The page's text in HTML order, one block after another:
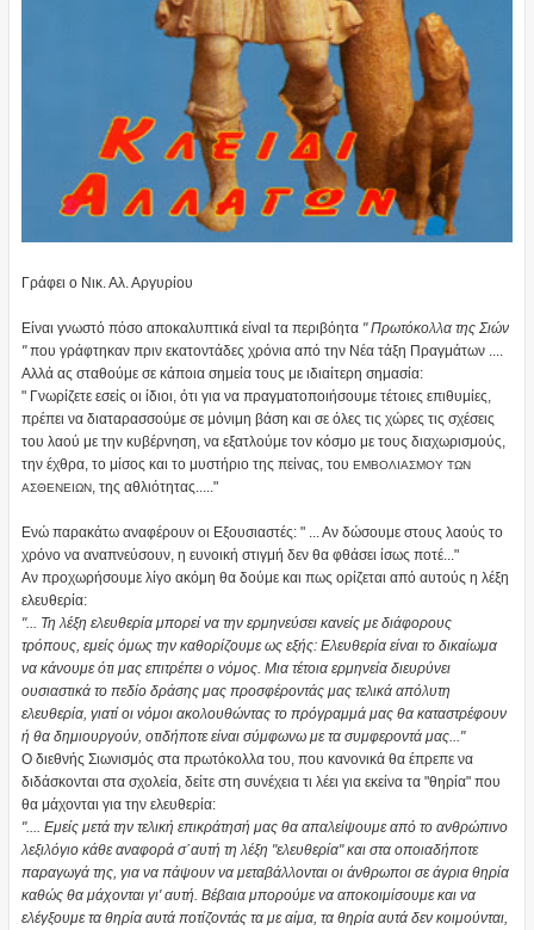
Γράφει ο Νικ. Αλ. Αργυρίου
Είναι γνωστό πόσο αποκαλυπτικά είναΙ τα περιβόητα" Πρωτόκολλα της Σιών
"που γράφτηκαν πριν εκατοντάδες χρόνια από την Νέα τάξη Πραγμάτων ....
Αλλά ας σταθούμε σε κάποια σημεία τους με ιδιαίτερη σημασία:
" Γνωρίζετε εσείς οι ίδιοι, ότι για να πραγματοποιήσουμε τέτοιες επιθυμίες,
πρέπει να διαταρασσούμε σε μόνιμη βάση και σε όλες τις χώρες τις σχέσεις
του λαού με την κυβέρνηση, να εξατλούμε τον κόσμο με τους διαχωρισμούς,
την έχθρα, το μίσος και το μυστήριο της πείνας, του ΕΜΒΟΛΙΑΣΜΟΥ ΤΩΝ
ΑΣΘΕΝΕΙΩΝ, της αθλιότητας....."
Ενώ παρακάτω αναφέρουν οι Εξουσιαστές: " ... Αν δώσουμε στους λαούς το
χρόνο να αναπνεύσουν, η ευνοική στιγμή δεν θα φθάσει ίσως ποτέ..."
Αν προχωρήσουμε λίγο ακόμη θα δούμε και πως ορίζεται από αυτούς η λέξη
ελευθερία:
"... Τη λέξη ελευθερία μπορεί να την ερμηνεύσει κανείς με διάφορους
τρόπους, εμείς όμως την καθορίζουμε ως εξής: Ελευθερία είναι το δικαίωμα
να κάνουμε ότι μας επιτρέπει ο νόμος. Μια τέτοια ερμηνεία διευρύνει
ουσιαστικά το πεδίο δράσης μας προσφέροντάς μας τελικά απόλυτη
ελευθερία, γιατί οι νόμοι ακολουθώντας το πρόγραμμά μας θα καταστρέφουν
ή θα δημιουργούν, οτιδήποτε είναι σύμφωνω με τα συμφεροντά μας..."
Ο διεθνής Σιωνισμός στα πρωτόκολλα του, που κανονικά θα έπρεπε να
διδάσκονται στα σχολεία, δείτε στη συνέχεια τι λέει για εκείνα τα "θηρία" που
θα μάχονται για την ελευθερία:
".... Εμείς μετά την τελική επικράτησή μας θα απαλείψουμε από το ανθρώπινο
λεξιλόγιο κάθε αναφορά σ΄αυτή τη λέξη "ελευθερία" και στα οποιαδήποτε
παραγωγά της, για να πάψουν να μεταβάλλονται οι άνθρωποι σε άγρια θηρία
καθώς θα μάχονται γι' αυτή. Βέβαια μπορούμε να αποκοιμίσουμε και να
ελέγξουμε τα θηρία αυτά ποτίζοντάς τα με αίμα, τα θηρία αυτά δεν κοιμούνται,